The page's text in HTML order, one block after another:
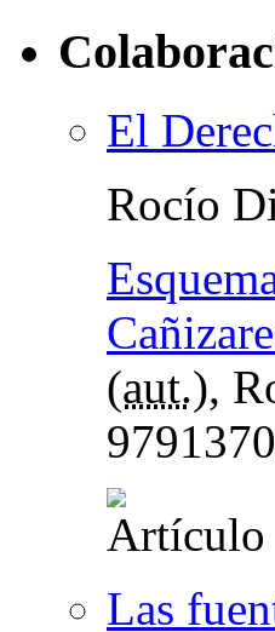
El
Rocío
(aut.),
Las